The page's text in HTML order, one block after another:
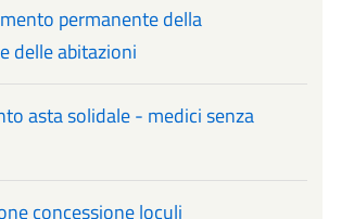
permanente della
delle abitazioni
asta solidale - medici senza
concessione loculi